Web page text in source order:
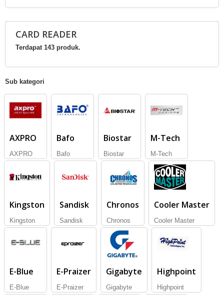
CARD READER
Terdapat 143 produk.
Sub kategori
AXPRO
AXPRO
Bafo
Bafo
Biostar
Biostar
M-Tech
M-Tech
Kingston
Kingston
Sandisk
Sandisk
Chronos
Chronos
Cooler Master
Cooler Master
E-Blue
E-Blue
E-Praizer
E-Praizer
Gigabyte
Gigabyte
Highpoint
Highpoint